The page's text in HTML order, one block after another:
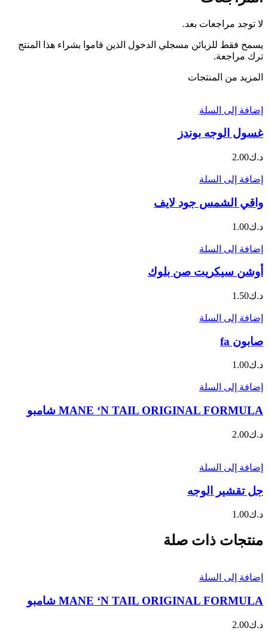
لا توجد مراجعات بعد.
يسمح فقط للزبائن مسجلي الدخول الذين قاموا بشراء هذا المنتج
ترك مراجعة.
المزيد من المنتجات
إضافة إلى السلة
غسول الوجه بوندز
د.ك2.00
إضافة إلى السلة
واقي الشمس جود لايف
د.ك1.00
إضافة إلى السلة
أوشن سيكريت صن بلوك
د.ك1.50
إضافة إلى السلة
صابون fa
د.ك1.00
إضافة إلى السلة
MANE ‘N TAIL ORIGINAL FORMULA شامبو
د.ك2.00
إضافة إلى السلة
جل تقشير الوجه
د.ك1.00
منتجات ذات صلة
إضافة إلى السلة
MANE ‘N TAIL ORIGINAL FORMULA شامبو
د.ك2.00